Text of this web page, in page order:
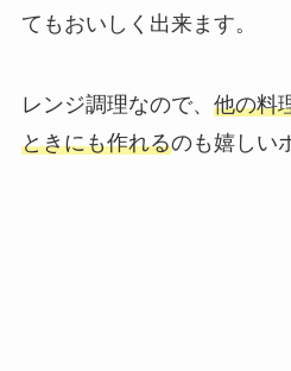
てもおいしく出来ます。
レンジ調理なので、 他の料
ときにも作れるのも嬉しい